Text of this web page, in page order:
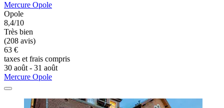
Mercure Opole
Opole
8,4/10
Très bien
(208 avis)
63 €
taxes et frais compris
30 août - 31 août
Mercure Opole